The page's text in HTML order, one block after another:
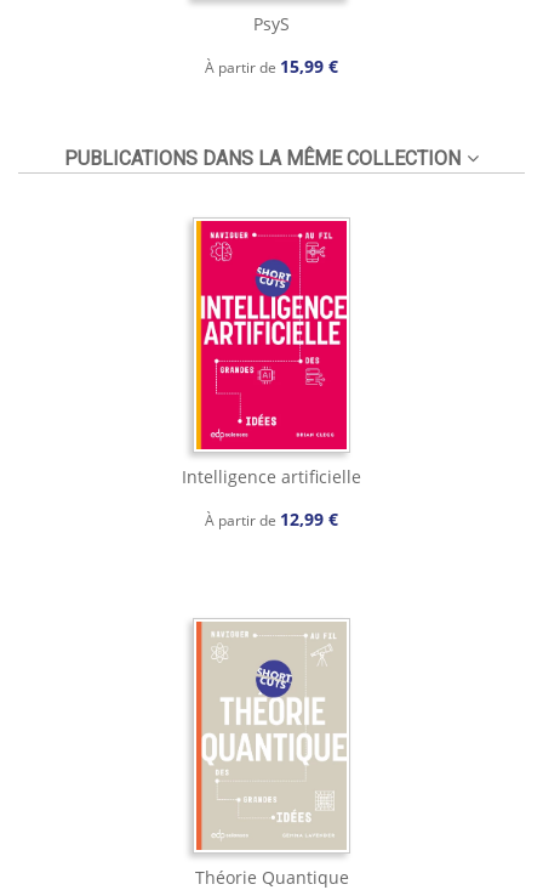
PsyS
À partir de 15,99 €
PUBLICATIONS DANS LA MÊME COLLECTION
Intelligence artificielle
À partir de 12,99 €
Théorie Quantique